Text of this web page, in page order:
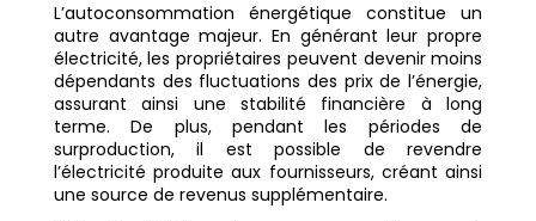
L’autoconsommation énergétique constitue un
autre avantage majeur. En générant leur propre
électricité, les propriétaires peuvent devenir moins
dépendants des fluctuations des prix de l’énergie,
assurant ainsi une stabilité financière à long
terme. De plus, pendant les périodes de
surproduction, il est possible de revendre
l’électricité produite aux fournisseurs, créant ainsi
une source de revenus supplémentaire.